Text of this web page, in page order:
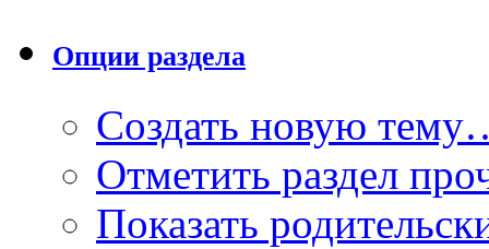
Опции раздела
Создать новую
Отметить раздел
Показать